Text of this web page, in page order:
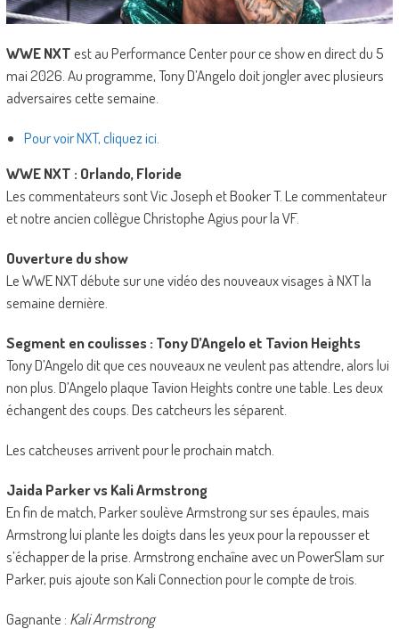
WWE NXTest au Performance Center pour ce show en direct du 5
mai 2026. Au programme, Tony D’Angelo doit jongler avec plusieurs
adversaires cette semaine.
Pour voir NXT, cliquez ici.
WWE NXT : Orlando, Floride
Les commentateurs sont Vic Joseph et Booker T. Le commentateur
et notre ancien collègue Christophe Agius pour la VF.
Ouverture du show
Le WWE NXT débute sur une vidéo des nouveaux visages à NXT la
semaine dernière.
Segment en coulisses : Tony D’Angelo et Tavion Heights
Tony D’Angelo dit que ces nouveaux ne veulent pas attendre, alors lui
non plus. D’Angelo plaque Tavion Heights contre une table. Les deux
échangent des coups. Des catcheurs les séparent.
Les catcheuses arrivent pour le prochain match.
Jaida Parker vs Kali Armstrong
En fin de match, Parker soulève Armstrong sur ses épaules, mais
Armstrong lui plante les doigts dans les yeux pour la repousser et
s’échapper de la prise. Armstrong enchaîne avec un PowerSlam sur
Parker, puis ajoute son Kali Connection pour le compte de trois.
Gagnante : Kali Armstrong